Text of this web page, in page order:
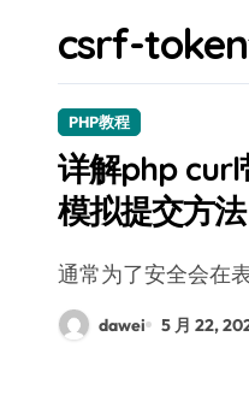
科技赋
容器
csrf-token
PHP教程
详解php
模拟提交方法
通常为了安全会
dawei 5 月 22,